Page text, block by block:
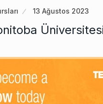
13 Ağustos 2023